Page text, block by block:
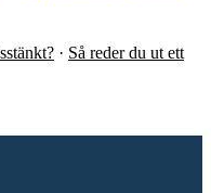
· Så reder du ut ett